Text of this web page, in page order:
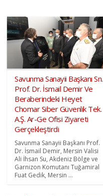
Savunma Sanayii Başkanı Sn.
Prof. Dr. İsmail Demir Ve
Beraberindeki Heyet
Chomar Siber Güvenlik Tek.
A.Ş. Ar-Ge Ofisi Ziyareti
Gerçekleştirdi
Savunma Sanayii Başkanı Prof.
Dr. İsmail Demir, Mersin Valisi
Ali İhsan Su, Akdeniz Bölge ve
Garnizon Komutanı Tuğamiral
Fuat Gedik, Mersin ...